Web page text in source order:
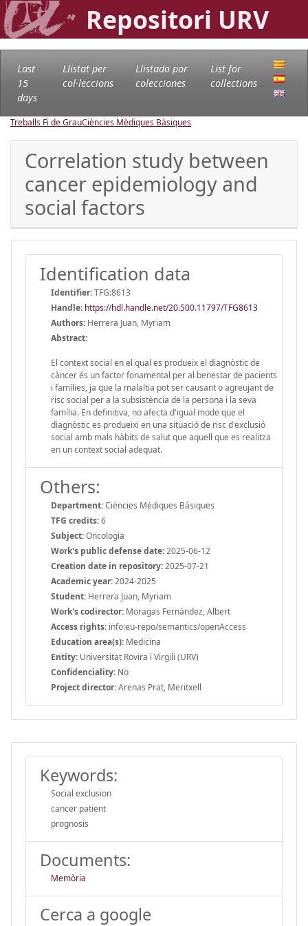
Repositori URV
Last
15
days
Llistat per
col·leccions
Llistado por
colecciones
List for
collections
Treballs Fi de GrauCiències Mèdiques Bàsiques
Correlation study between
cancer epidemiology and
social factors
Identification data
Identifier:TFG:8613
Handle: https://hdl.handle.net/20.500.11797/TFG8613
Authors: Herrera Juan, Myriam
Abstract:
El context social en el qual es produeix el diagnòstic de
càncer és un factor fonamental per al benestar de pacients
i famílies, ja que la malaltia pot ser causant o agreujant de
risc social per a la subsistència de la persona i la seva
família. En definitiva, no afecta d'igual mode que el
diagnòstic es produeixi en una situació de risc d'exclusió
social amb mals hàbits de salut que aquell que es realitza
en un context social adequat.
Others:
Department:Ciències Mèdiques Bàsiques
TFG credits:6
Subject:Oncologia
Work's public defense date:2025-06-12
Creation date in repository:2025-07-21
Academic year:2024-2025
Student: Herrera Juan, Myriam
Work's codirector: Moragas Fernández, Albert
Access rights: info:eu-repo/semantics/openAccess
Education area(s): Medicina
Entity: Universitat Rovira i Virgili (URV)
Confidenciality: No
Project director:Arenas Prat, Meritxell
Keywords:
Social exclusion
cancer patient
prognosis
Documents:
Memòria
Cerca a google